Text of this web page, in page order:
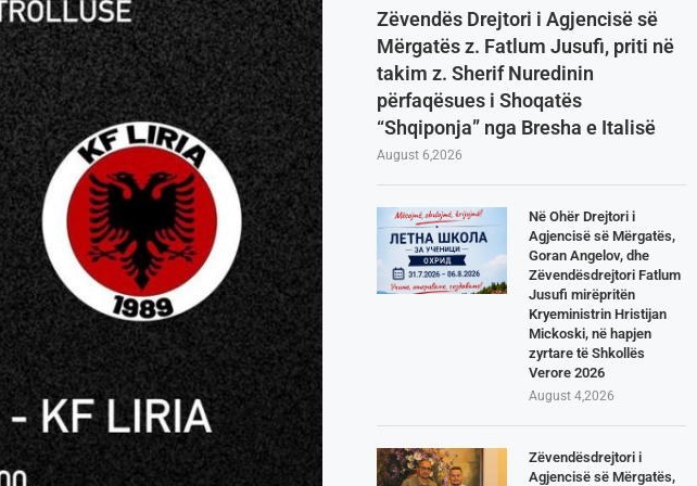
Zëvendës Drejtori i Agjencisë së
Mërgatës z. Fatlum Jusufi, priti në
takim z. Sherif Nuredinin
përfaqësues i Shoqatës
“Shqiponja” nga Bresha e Italisë
August 6,2026
Në Ohër Drejtori i
Agjencisë së Mërgatës,
Goran Angelov, dhe
Zëvendësdrejtori Fatlum
Jusufi mirëpritën
Kryeministrin Hristijan
Mickoski, në hapjen
zyrtare të Shkollës
Verore 2026
August 4,2026
Zëvendësdrejtori i
Agjencisë së Mërgatës,